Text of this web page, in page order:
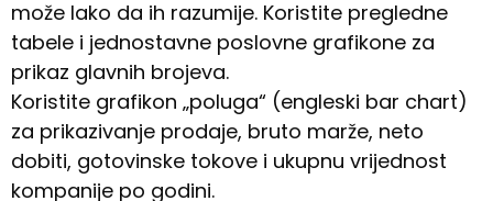
može lako da ih razumije. Koristite pregledne
tabele i jednostavne poslovne grafikone za
prikaz glavnih brojeva.
Koristite grafikon „poluga“ (engleski bar chart)
za prikazivanje prodaje, bruto marže, neto
dobiti, gotovinske tokove i ukupnu vrijednost
kompanije po godini.